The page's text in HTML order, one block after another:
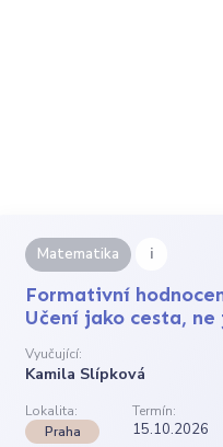
Matematika i
Formativní
Učení jako cesta,
Vyučující:
Kamila Slípková
Lokalita:
Termín:
Praha
15.10.2026